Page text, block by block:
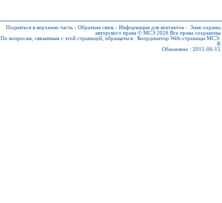
Подняться в верхнюю часть - Обратная связь - Информация для контактов - Знак охраны
авторского права © МСЭ 2026 Все права сохранены
По вопросам, связанным с этой страницей, обращаться : Координатор Web-страницы МСЭ-
R
Обновлено : 2011-06-15